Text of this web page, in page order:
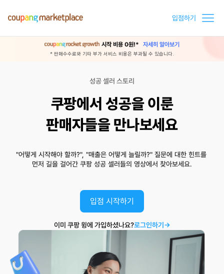
입점하기
시작 비용 0원!* 자세히 알아보기
* 판매수수료와 기타 부가 서비스 비용은 부과될 수 있습니다.
성공 셀러 스토리
쿠팡에서 성공을 이룬
판매자들을 만나보세요
"어떻게 시작해야 할까?", "매출은 어떻게 늘릴까?" 질문에 대한 힌트를
먼저 길을 걸어간 쿠팡 성공 셀러들의 영상에서 찾아보세요.
입점 시작하기
이미 쿠팡 윙에 가입하셨나요?로그인하기→